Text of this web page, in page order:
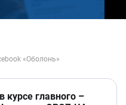
курсе главного –